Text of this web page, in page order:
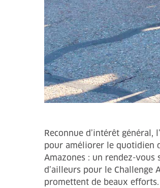
Reconnue d’intérêt général,
pour améliorer le quotidien
Amazones : un rendez-
d’ailleurs pour le Challenge
promettent de beaux efforts.